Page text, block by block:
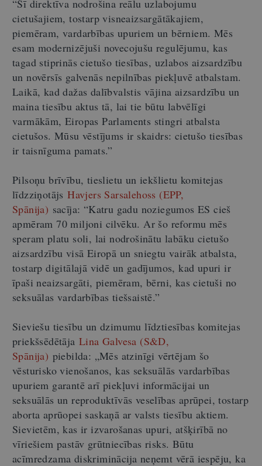
“Šī direktīva nodrošina reālu uzlabojumu
cietušajiem, tostarp visneaizsargātākajiem,
piemēram, vardarbības upuriem un bērniem. Mēs
esam modernizējuši novecojušu regulējumu, kas
tagad stiprinās cietušo tiesības, uzlabos aizsardzību
un novērsīs galvenās nepilnības piekļuvē atbalstam.
Laikā, kad dažas dalībvalstis vājina aizsardzību un
maina tiesību aktus tā, lai tie būtu labvēlīgi
varmākām, Eiropas Parlaments stingri atbalsta
cietušos. Mūsu vēstījums ir skaidrs: cietušo tiesības
ir taisnīguma pamats.”
Pilsoņu brīvību, tieslietu un iekšlietu komitejas
līdzziņotājs Havjers Sarsalehoss (EPP,
Spānija) sacīja: “Katru gadu noziegumos ES cieš
apmēram 70 miljoni cilvēku. Ar šo reformu mēs
speram platu soli, lai nodrošinātu labāku cietušo
aizsardzību visā Eiropā un sniegtu vairāk atbalsta,
tostarp digitālajā vidē un gadījumos, kad upuri ir
īpaši neaizsargāti, piemēram, bērni, kas cietuši no
seksuālas vardarbības tiešsaistē.”
Sieviešu tiesību un dzimumu līdztiesības komitejas
priekšsēdētāja Lina Galvesa (S&D,
Spānija) piebilda: „Mēs atzinīgi vērtējam šo
vēsturisko vienošanos, kas seksuālās vardarbības
upuriem garantē arī piekļuvi informācijai un
seksuālās un reproduktīvās veselības aprūpei, tostarp
aborta aprūopei saskaņā ar valsts tiesību aktiem.
Sievietēm, kas ir izvarošanas upuri, atšķirībā no
vīriešiem pastāv grūtniecības risks. Būtu
acīmredzama diskriminācija neņemt vērā iespēju, ka